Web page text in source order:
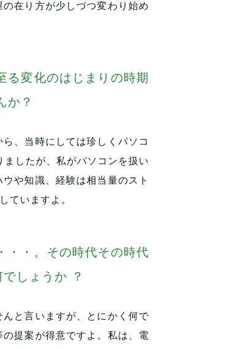
在り方が少しづつ変わり始め
変化のはじまりの時期
か？
、当時にしては珍しくパソコ
したが、私がパソコンを扱い
や知識、経験は相当量のスト
ていますよ。
・・。その時代その時代
しょうか ？
と言いますが、とにかく何で
提案が得意ですよ。私は、電